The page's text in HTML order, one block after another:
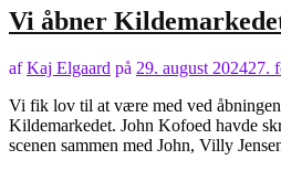
Vi åbner
afKaj Elgaard på 29. august 202427.
Vi fik lov til at være med ved
Kildemarkedet. John Kofoed havde
scenen sammen med John, Villy